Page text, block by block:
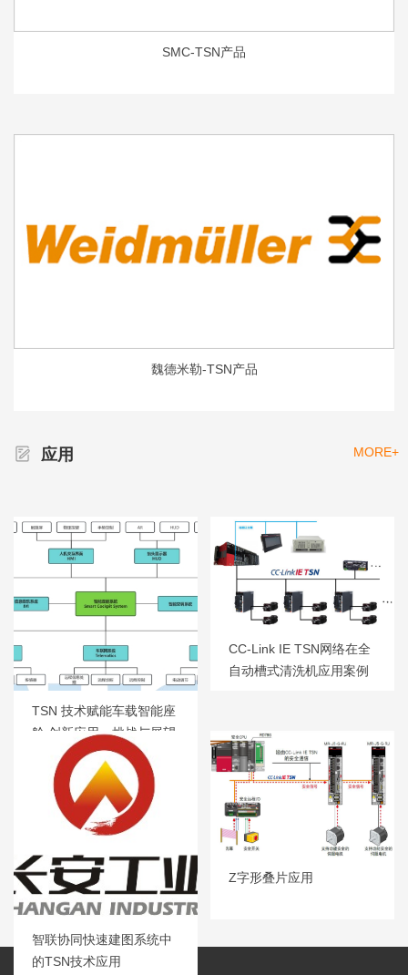
SMC-TSN产品
魏德米勒-TSN产品
应用 MORE+
TSN 技术赋能车载智能座
舱 创新应用、挑战与展望
CC-Link IE TSN网络在全
自动槽式清洗机应用案例
智联协同快速建图系统中
的TSN技术应用
Z字形叠片应用